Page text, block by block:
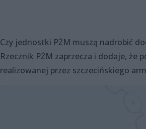
Czy jednostki PŻM muszą nadrobić
Rzecznik PŻM zaprzecza i dodaje, że
realizowanej przez szczecińskiego